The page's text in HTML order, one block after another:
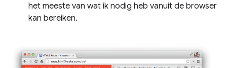
het meeste van wat ik nodig heb vanuit de browser
kan bereiken.